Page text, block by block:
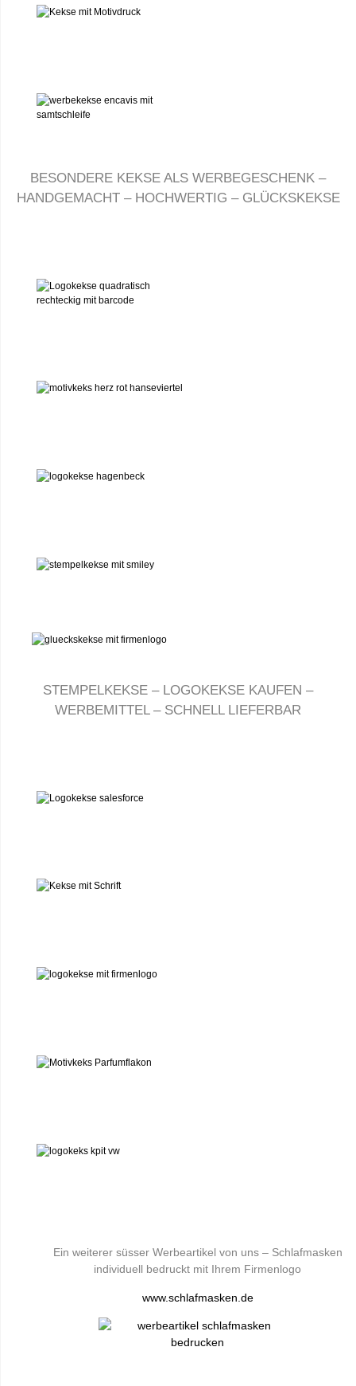
BESONDERE KEKSE ALS WERBEGESCHENK –
HANDGEMACHT – HOCHWERTIG – GLÜCKSKEKSE
STEMPELKEKSE – LOGOKEKSE KAUFEN –
WERBEMITTEL – SCHNELL LIEFERBAR
Ein weiterer süsser Werbeartikel von uns – Schlafmasken
individuell bedruckt mit Ihrem Firmenlogo
www.schlafmasken.de